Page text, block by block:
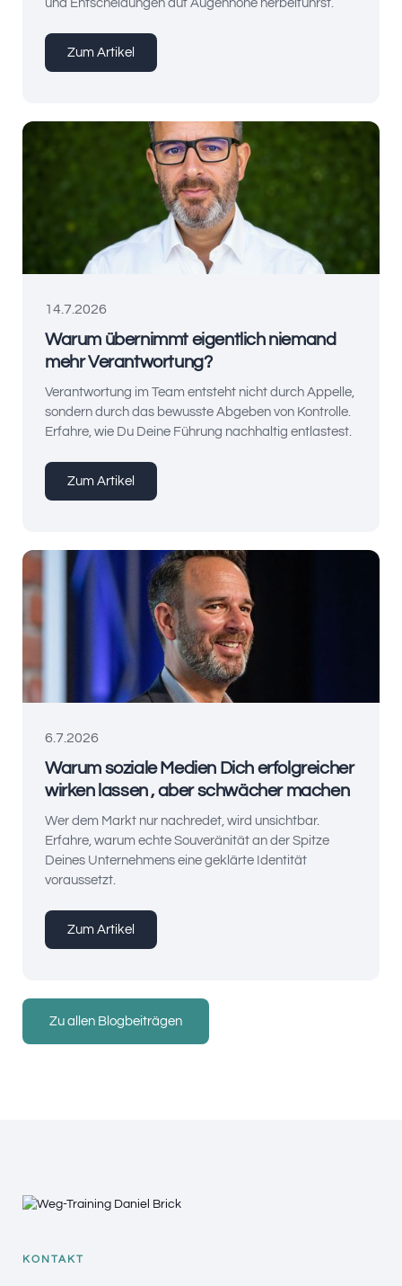
und Entscheidungen auf Augenhöhe herbeiführst.
Zum Artikel
14.7.2026
Warum übernimmt eigentlich niemand
mehr Verantwortung?
Verantwortung im Team entsteht nicht durch Appelle,
sondern durch das bewusste Abgeben von Kontrolle.
Erfahre, wie Du Deine Führung nachhaltig entlastest.
Zum Artikel
6.7.2026
Warum soziale Medien Dich erfolgreicher
wirken lassen , aber schwächer machen
Wer dem Markt nur nachredet, wird unsichtbar.
Erfahre, warum echte Souveränität an der Spitze
Deines Unternehmens eine geklärte Identität
voraussetzt.
Zum Artikel
Zu allen Blogbeiträgen
KONTAKT